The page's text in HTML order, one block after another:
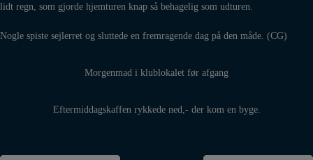
lidt regn, som gjorde hjemturen knap så behagelig som udturen.
Nogle spiste sejlerret og sluttede en fremragende dag på den måde. (CG)
Morgenmad i klublokalet før afgang
Eftermiddagskaffen rykkede ned,- der kom en byge.